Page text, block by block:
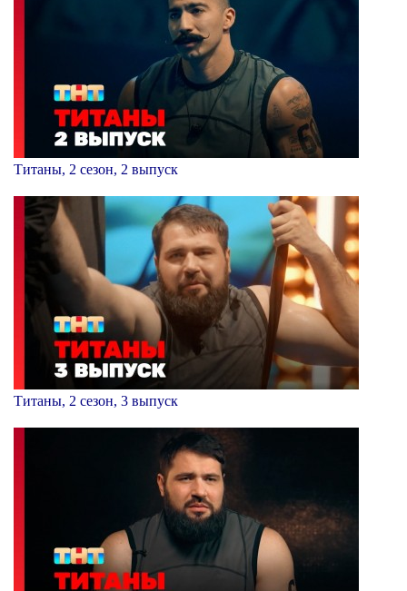
Титаны, 2 сезон, 2 выпуск
Титаны, 2 сезон, 3 выпуск